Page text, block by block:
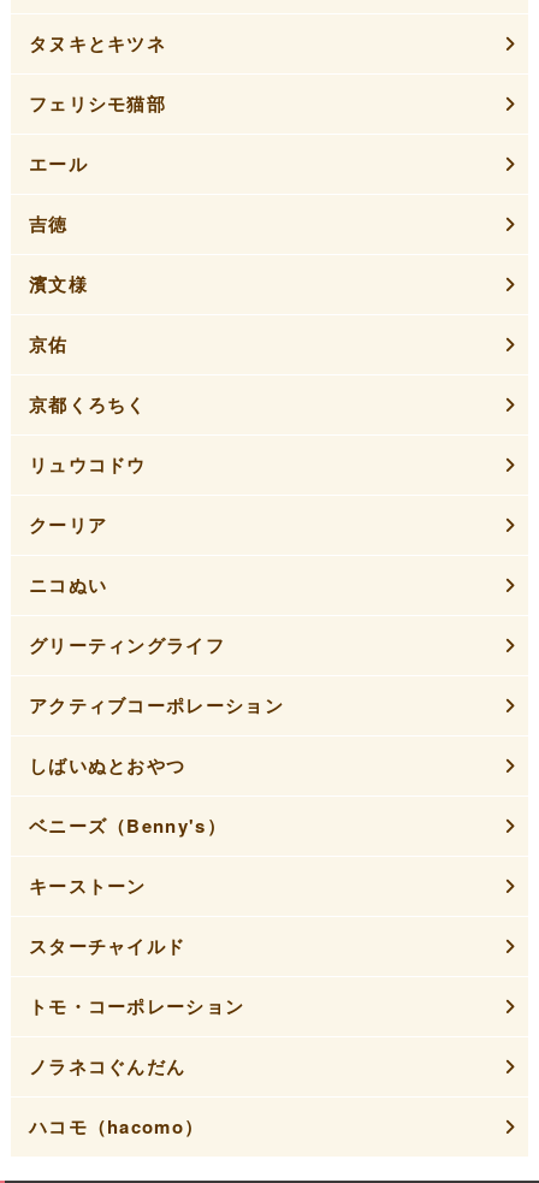
タヌキとキツネ
フェリシモ猫部
エール
吉徳
濱文様
京佑
京都くろちく
リュウコドウ
クーリア
ニコぬい
グリーティングライフ
アクティブコーポレーション
しばいぬとおやつ
ベニーズ（Benny's）
キーストーン
スターチャイルド
トモ・コーポレーション
ノラネコぐんだん
ハコモ（hacomo）